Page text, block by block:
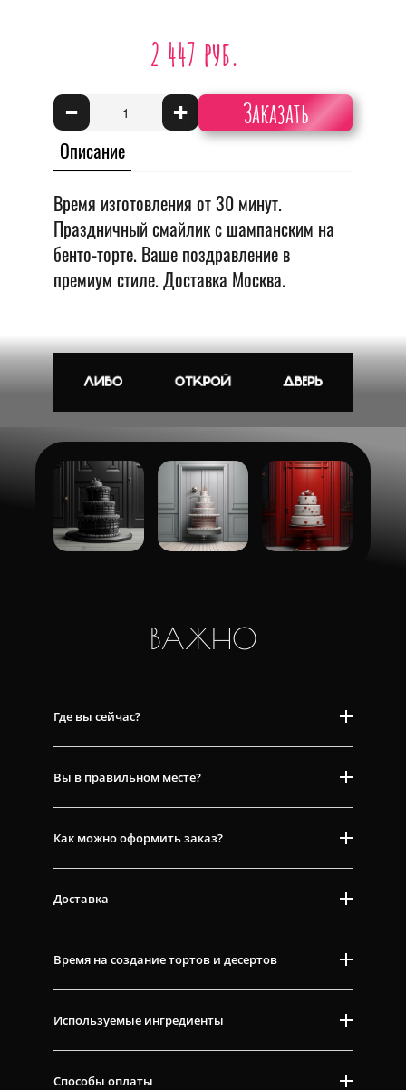
2 447 руб.
Заказать
- +
Описание
Время изготовления от 30 минут.
Праздничный смайлик с шампанским на
бенто-торте. Ваше поздравление в
премиум стиле. Доставка Москва.
ВАЖНО
Где вы сейчас?
Вы в правильном месте?
Как можно оформить заказ?
Доставка
Время на создание тортов и десертов
Используемые ингредиенты
Способы оплаты